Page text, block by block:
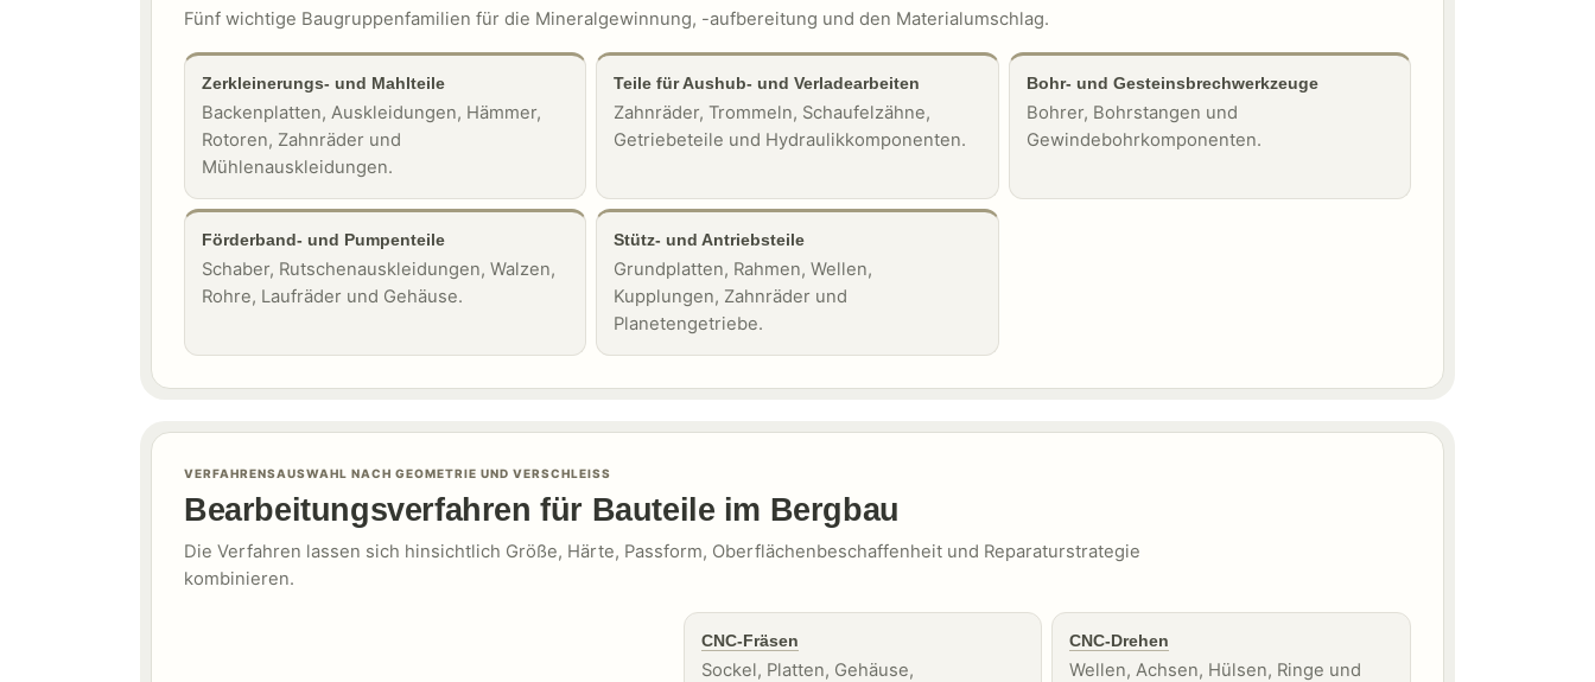
Fünf wichtige Baugruppenfamilien für die Mineralgewinnung, -aufbereitung und den Materialumschlag.
Zerkleinerungs- und Mahlteile
Backenplatten, Auskleidungen, Hämmer,
Rotoren, Zahnräder und
Mühlenauskleidungen.
Teile für Aushub- und Verladearbeiten
Zahnräder, Trommeln, Schaufelzähne,
Getriebeteile und Hydraulikkomponenten.
Bohr- und Gesteinsbrechwerkzeuge
Bohrer, Bohrstangen und
Gewindebohrkomponenten.
Förderband- und Pumpenteile
Schaber, Rutschenauskleidungen, Walzen,
Rohre, Laufräder und Gehäuse.
Stütz- und Antriebsteile
Grundplatten, Rahmen, Wellen,
Kupplungen, Zahnräder und
Planetengetriebe.
VERFAHRENSAUSWAHL NACH GEOMETRIE UND VERSCHLEISS
Bearbeitungsverfahren für Bauteile im Bergbau
Die Verfahren lassen sich hinsichtlich Größe, Härte, Passform, Oberflächenbeschaffenheit und Reparaturstrategie
kombinieren.
CNC-Fräsen
Sockel, Platten, Gehäuse,
CNC-Drehen
Wellen, Achsen, Hülsen, Ringe und